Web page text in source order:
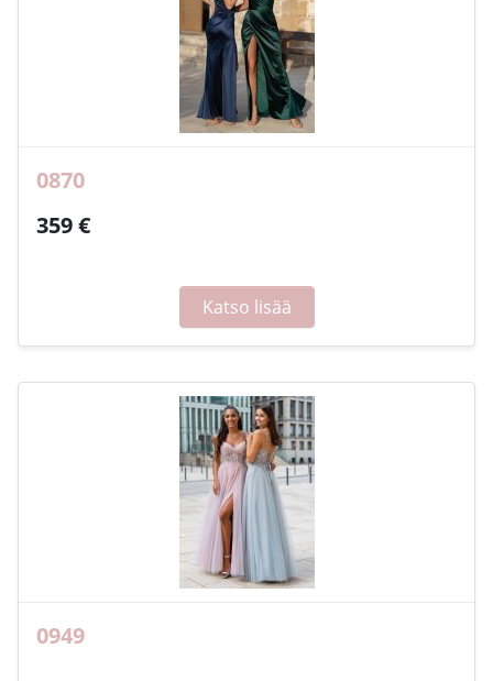
0870
359 €
Katso lisää
0949